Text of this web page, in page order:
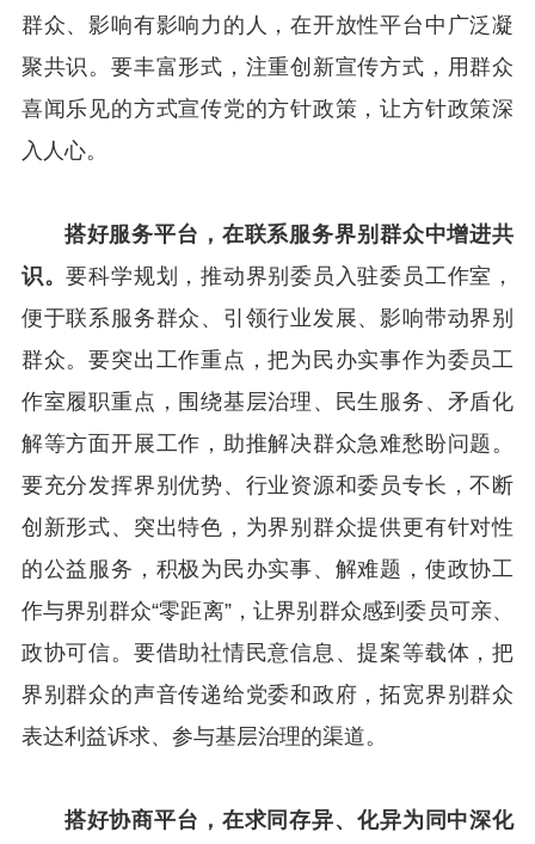
群众、影响有影响力的人，在开放性平台中广泛凝
聚共识。要丰富形式，注重创新宣传方式，用群众
喜闻乐见的方式宣传党的方针政策，让方针政策深
入人心。
搭好服务平台，在联系服务界别群众中增进共
识。要科学规划，推动界别委员入驻委员工作室，
便于联系服务群众、引领行业发展、影响带动界别
群众。要突出工作重点，把为民办实事作为委员工
作室履职重点，围绕基层治理、民生服务、矛盾化
解等方面开展工作，助推解决群众急难愁盼问题。
要充分发挥界别优势、行业资源和委员专长，不断
创新形式、突出特色，为界别群众提供更有针对性
的公益服务，积极为民办实事、解难题，使政协工
作与界别群众“零距离”，让界别群众感到委员可亲、
政协可信。要借助社情民意信息、提案等载体，把
界别群众的声音传递给党委和政府，拓宽界别群众
表达利益诉求、参与基层治理的渠道。
搭好协商平台，在求同存异、化异为同中深化